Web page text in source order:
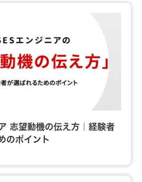
志望動機の伝え方｜経験者
のポイント